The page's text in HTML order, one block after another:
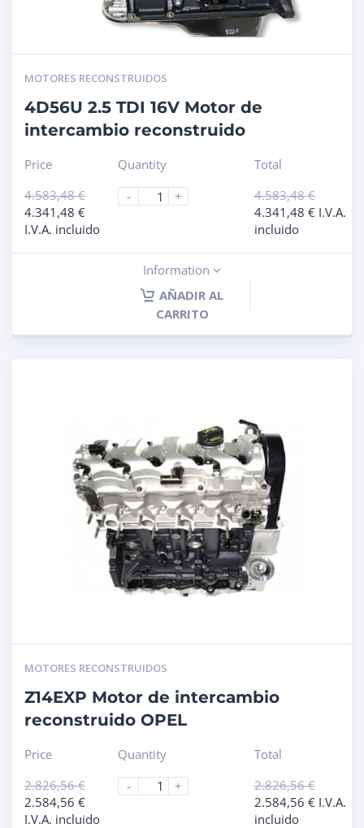
MOTORES RECONSTRUIDOS
4D56U 2.5 TDI 16V Motor de
intercambio reconstruido
Price
4.583,48€
4.341,48 €
I.V.A. incluido
Quantity
-
+
Total
4.583,48€
4.341,48 € I.V.A.
incluido
Information
AÑADIR AL
CARRITO
MOTORES RECONSTRUIDOS
Z14EXP Motor de intercambio
reconstruido OPEL
Price
2.826,56€
2.584,56 €
I.V.A. incluido
Quantity
-
+
Total
2.826,56€
2.584,56 € I.V.A.
incluido